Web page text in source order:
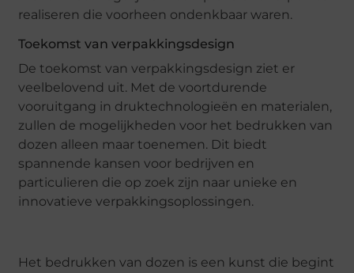
realiseren die voorheen ondenkbaar waren.
Toekomst van verpakkingsdesign
De toekomst van verpakkingsdesign ziet er
veelbelovend uit. Met de voortdurende
vooruitgang in druktechnologieën en materialen,
zullen de mogelijkheden voor het bedrukken van
dozen alleen maar toenemen. Dit biedt
spannende kansen voor bedrijven en
particulieren die op zoek zijn naar unieke en
innovatieve verpakkingsoplossingen.
Het bedrukken van dozen is een kunst die begint